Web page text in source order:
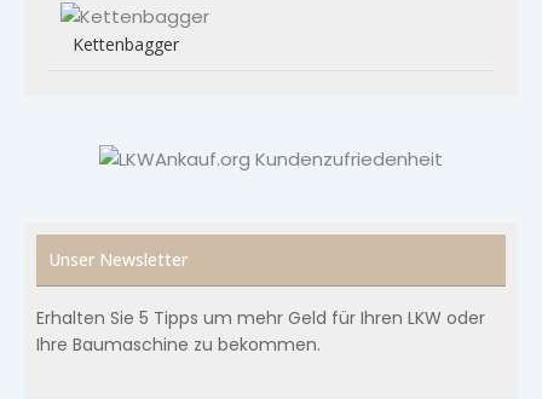
Kettenbagger
Unser Newsletter
Erhalten Sie 5 Tipps um mehr Geld für Ihren LKW oder
Ihre Baumaschine zu bekommen.